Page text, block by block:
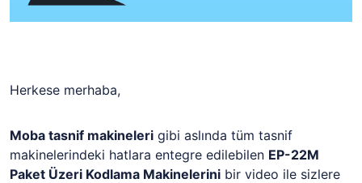
Herkese merhaba,
Moba tasnif makineleri gibi aslında tüm tasnif
makinelerindeki hatlara entegre edilebilen EP-22M
Paket Üzeri Kodlama Makinelerini bir video ile sizlere